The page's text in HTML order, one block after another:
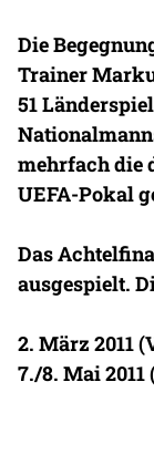
Die
Trainer
51
mehrfach die
UEFA-Pokal
Das
ausgespielt.
2. März 2011
7./8. Mai